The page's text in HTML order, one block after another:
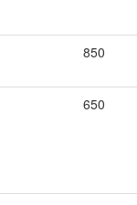
850
650